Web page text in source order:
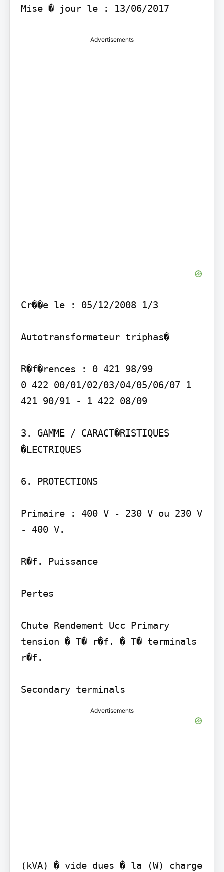
Advertisements
Cr��e le : 05/12/2008 1/3
Autotransformateur triphas�
R�f�rences : 0 421 98/99
0 422 00/01/02/03/04/05/06/07 1
421 90/91 - 1 422 08/09
3. GAMME / CARACT�RISTIQUES
�LECTRIQUES
6. PROTECTIONS
Primaire : 400 V - 230 V ou 230 V
- 400 V.
R�f. Puissance
Pertes
Chute Rendement Ucc Primary
tension � T� r�f. � T� terminals
r�f.
Secondary terminals
Advertisements
(kVA) � vide dues � la (W) charge